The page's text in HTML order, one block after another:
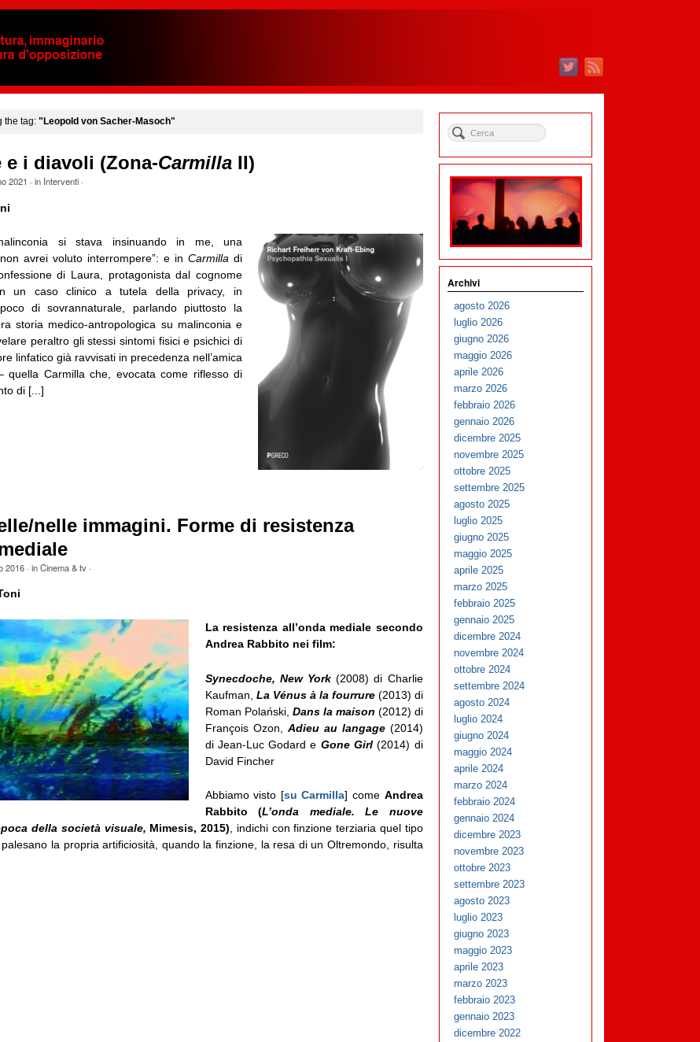
the tag: "Leopold von Sacher-Masoch"
e i diavoli (Zona-CarmillaII)
2021 · in Interventi·
si stava insinuando in me, una
avrei voluto interrompere”: e inCarmilla di
di Laura, protagonista dal cognome
un caso clinico a tutela della privacy, in
di sovrannaturale, parlando piuttosto la
storia medico-antropologica su malinconia e
peraltro gli stessi sintomi fisici e psichici di
linfatico già ravvisati in precedenza nell’amica
quella Carmilla che, evocata come riflesso di
di [...]
nelle immagini. Forme di resistenza
2016· inCinema & tv·
La resistenza all’onda mediale secondo
Andrea Rabbito nei film:
Synecdoche, New York (2008) di Charlie
Kaufman, La Vénus à la fourrure(2013) di
Roman Polański, Dans la maison (2012) di
François Ozon,
Adieu au langage (2014)
di Jean-Luc Godard e Gone Girl (2014) di
David Fincher
Abbiamo visto [su Carmilla] come Andrea
Rabbito (L’onda mediale. Le nuove
della società visuale, Mimesis, 2015) , indichi con finzione terziaria quel tipo
la propria artificiosità, quando la finzione, la resa di un Oltremondo, risulta
Archivi
agosto 2026
luglio 2026
giugno 2026
maggio 2026
aprile 2026
marzo 2026
febbraio 2026
gennaio 2026
dicembre 2025
novembre 2025
ottobre 2025
settembre 2025
agosto 2025
luglio 2025
giugno 2025
maggio 2025
aprile 2025
marzo 2025
febbraio 2025
gennaio 2025
dicembre 2024
novembre 2024
ottobre 2024
settembre 2024
agosto 2024
luglio 2024
giugno 2024
maggio 2024
aprile 2024
marzo 2024
febbraio 2024
gennaio 2024
dicembre 2023
novembre 2023
ottobre 2023
settembre 2023
agosto 2023
luglio 2023
giugno 2023
maggio 2023
aprile 2023
marzo 2023
febbraio 2023
gennaio 2023
dicembre 2022